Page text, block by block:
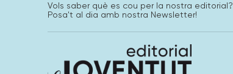
Vols saber què es cou per la nostra editorial?
Posa't al dia amb nostra Newsletter!